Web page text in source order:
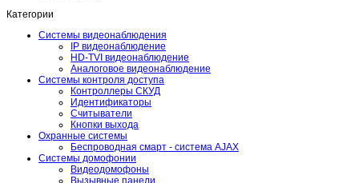
Категории
Системы видеонаблюдения
IP видеонаблюдение
HD-TVI видеонаблюдение
Аналоговое видеонаблюдение
Системы контроля доступа
Контроллеры СКУД
Идентификаторы
Считыватели
Кнопки выхода
Охранные системы
Беспроводная смарт - система AJAX
Системы домофонии
Видеодомофоны
Вызывные панели